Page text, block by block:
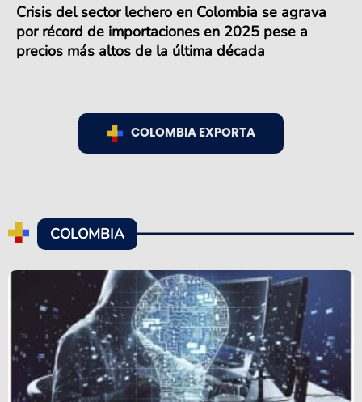
Crisis del sector lechero en Colombia se agrava
por récord de importaciones en 2025 pese a
precios más altos de la última década
COLOMBIA EXPORTA
COLOMBIA